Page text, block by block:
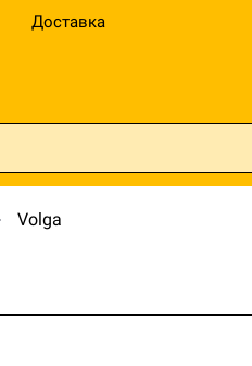
Доставка
Volga